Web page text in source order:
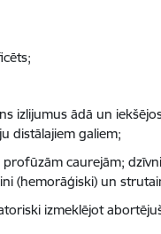
izlijumus ādā un
distālajiem galiem;
caurejām;
(hemorāģiski) un
izmeklējot